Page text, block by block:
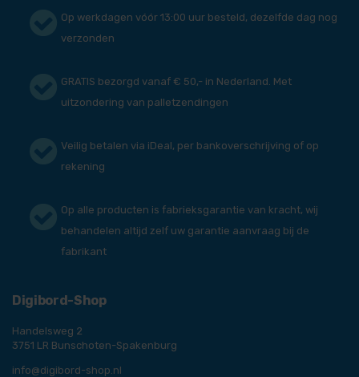
Op werkdagen vóór 13:00 uur besteld, dezelfde dag nog
verzonden
GRATIS bezorgd vanaf € 50,- in Nederland. Met
uitzondering van palletzendingen
Veilig betalen via iDeal, per bankoverschrijving of op
rekening
Op alle producten is fabrieksgarantie van kracht, wij
behandelen altijd zelf uw garantie aanvraag bij de
fabrikant
Digibord-Shop
Handelsweg 2
3751 LR Bunschoten-Spakenburg
info@digibord-shop.nl